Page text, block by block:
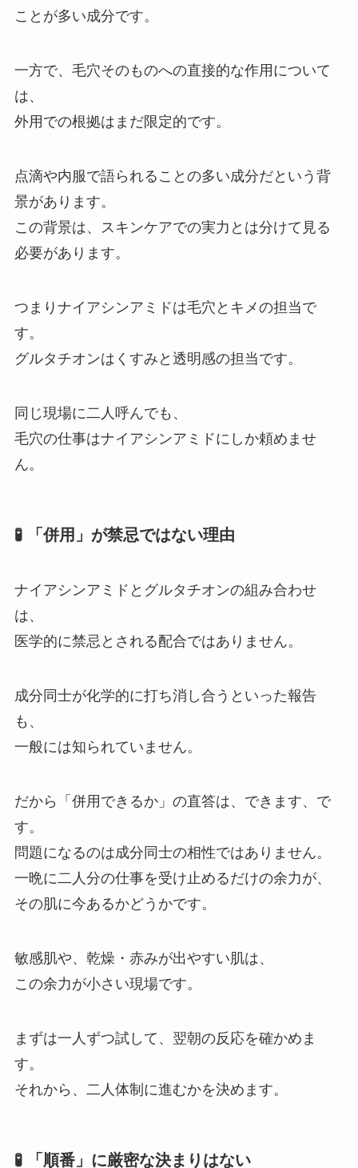
ことが多い成分です。
一方で、毛穴そのものへの直接的な作用について
は、
外用での根拠はまだ限定的です。
点滴や内服で語られることの多い成分だという背
景があります。
この背景は、スキンケアでの実力とは分けて見る
必要があります。
つまりナイアシンアミドは毛穴とキメの担当で
す。
グルタチオンはくすみと透明感の担当です。
同じ現場に二人呼んでも、
毛穴の仕事はナイアシンアミドにしか頼めませ
ん。
🧪 「併用」が禁忌ではない理由
ナイアシンアミドとグルタチオンの組み合わせ
は、
医学的に禁忌とされる配合ではありません。
成分同士が化学的に打ち消し合うといった報告
も、
一般には知られていません。
だから「併用できるか」の直答は、できます、で
す。
問題になるのは成分同士の相性ではありません。
一晩に二人分の仕事を受け止めるだけの余力が、
その肌に今あるかどうかです。
敏感肌や、乾燥・赤みが出やすい肌は、
この余力が小さい現場です。
まずは一人ずつ試して、翌朝の反応を確かめま
す。
それから、二人体制に進むかを決めます。
🧪 「順番」に厳密な決まりはない